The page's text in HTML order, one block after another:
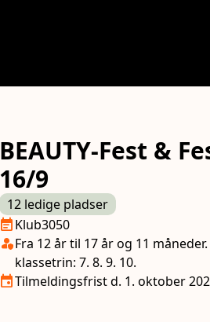
BEAUTY-Fest &
16/9
12 ledige pladser
Næste lektion
event_noteKlub3050
Klasse/Aldersbegrænsning
person_shieldFra 12 år til 17 år og 11
klassetrin: 7. 8. 9. 10.
Tilmeldingsfrist
eventTilmeldingsfrist d. 1. oktober